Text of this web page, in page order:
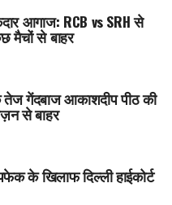
आगाज: RCB vs SRH से
मैचों से बाहर
तेज गेंदबाज आकाशदीप पीठ की
से बाहर
के खिलाफ दिल्ली हाईकोर्ट